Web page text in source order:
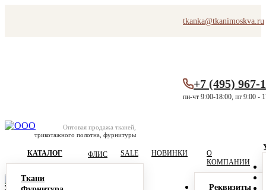
tkanka@tkanimoskva.ru
Оптовая продажа тканей,
трикотажного полотна, фурнитуры
+7 (495) 967-
пн-чт 9:00-18:00, пт 9:00 -
КАТАЛОГ
Ткани
ФЛИС SALE НОВИНКИ
О
КОМПАНИИ
Реквизиты